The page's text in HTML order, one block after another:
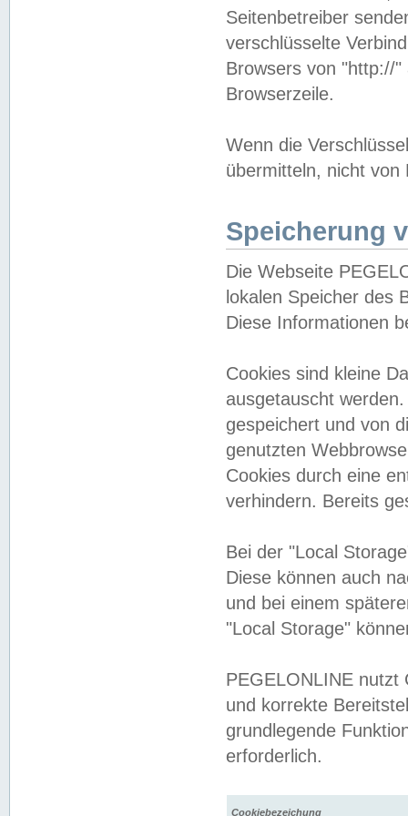
Seitenbetreiber
verschlüsselte
Browsers von "http://
Browserzeile.
Wenn die
übermitteln, nicht von
Speicherung
Die Webseite
lokalen Speicher des
Diese Informationen
Cookies sind kleine
ausgetauscht
gespeichert und von
genutzten
Cookies durch eine
verhindern. Bereits
Bei der "Local
Diese können auch
und bei einem
"Local Storage"
PEGELONLINE nutzt
und korrekte
grundlegende
erforderlich.
Cookiebezeichung